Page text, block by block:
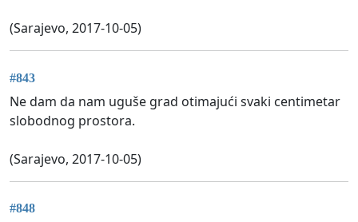
(Sarajevo, 2017-10-05)
#843
Ne dam da nam uguše grad otimajući svaki centimetar
slobodnog prostora.
(Sarajevo, 2017-10-05)
#848